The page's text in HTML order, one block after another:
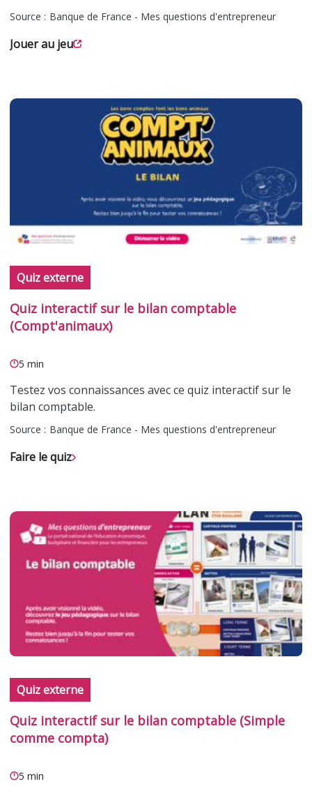
Source : Banque de France - Mes questions d'entrepreneur
Jouer au jeu
Quiz interactif sur le bilan comptable
(Compt'animaux)
Quiz externe
5 min
Testez vos connaissances avec ce quiz interactif sur le
bilan comptable.
Source : Banque de France - Mes questions d'entrepreneur
Faire le quiz
Quiz interactif sur le bilan comptable (Simple
comme compta)
Quiz externe
5 min